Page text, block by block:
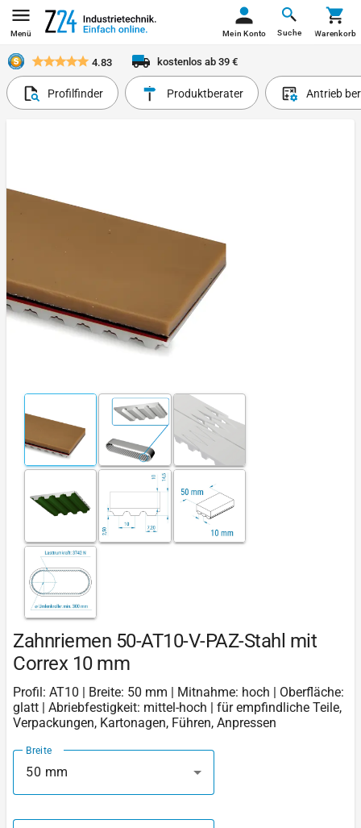
Menü Suche
Mein Konto Warenkorb
4.83 kostenlos ab 39 €
Profilfinder Produktberater Antrieb
Zahnriemen 50-AT10-V-PAZ-Stahl mit
Correx 10 mm
Profil: AT10 | Breite: 50 mm | Mitnahme: hoch | Oberfläche:
glatt | Abriebfestigkeit: mittel-hoch | für empfindliche Teile,
Verpackungen, Kartonagen, Führen, Anpressen
Breite
50 mm